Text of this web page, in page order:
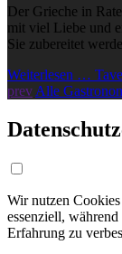
Der Grieche in
mit viel Liebe und
Sie zubereitet
Weiterlesen …
prev Alle
Wir nutzen
essenziell,
Erfahrung zu